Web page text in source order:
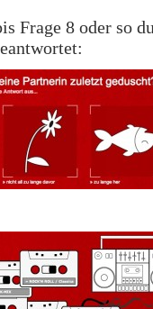
Frage 8 oder so